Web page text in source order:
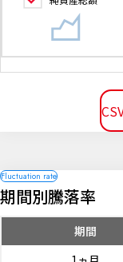
期間別騰落率
期間